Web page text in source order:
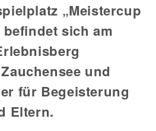
„Meistercup
befindet sich am
und
für Begeisterung
Eltern.